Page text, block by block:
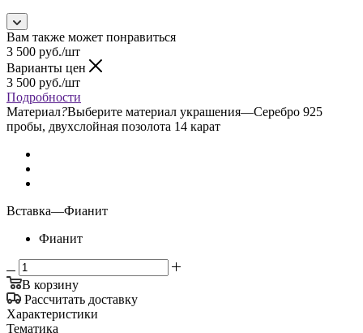
Вам также может понравиться
3 500 руб./шт
Варианты цен
3 500 руб./шт
Подробности
Материал?Выберите материал украшения—Серебро 925
пробы, двухслойная позолота 14 карат
Вставка—Фианит
Фианит
В корзину
Рассчитать доставку
Характеристики
Тематика